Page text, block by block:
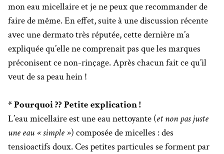
mon eau micellaire et je ne peux que recommander de
faire de même. En effet, suite à une discussion récente
avec une dermato très réputée, cette dernière m’a
expliquée qu’elle ne comprenait pas que les marques
préconisent ce non-rinçage. Après chacun fait ce qu’il
veut de sa peau hein !
* Pourquoi ?? Petite explication !
L’eau micellaire est une eau nettoyante (et non pas juste
une eau « simple ») composée de micelles : des
tensioactifs doux. Ces petites particules se forment par